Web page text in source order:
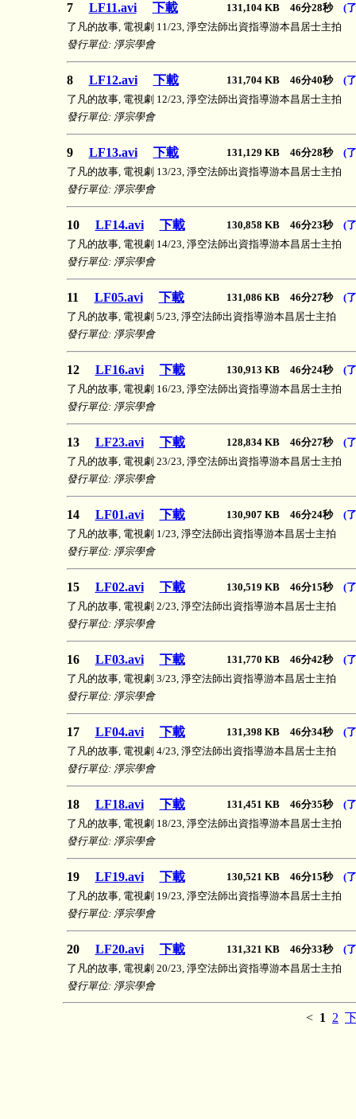
7 LF11.avi 下載 131,104 KB 46分28秒 (
了凡的故事, 電視劇 11/23, 淨空法師出資指導游本昌居士主拍
發行單位: 淨宗學會
8 LF12.avi 下載 131,704 KB 46分40秒 (
了凡的故事, 電視劇 12/23, 淨空法師出資指導游本昌居士主拍
發行單位: 淨宗學會
9 LF13.avi 下載 131,129 KB 46分28秒 (
了凡的故事, 電視劇 13/23, 淨空法師出資指導游本昌居士主拍
發行單位: 淨宗學會
10 LF14.avi 下載 130,858 KB 46分23秒 (
了凡的故事, 電視劇 14/23, 淨空法師出資指導游本昌居士主拍
發行單位: 淨宗學會
11 LF05.avi 下載 131,086 KB 46分27秒 (
了凡的故事, 電視劇 5/23, 淨空法師出資指導游本昌居士主拍
發行單位: 淨宗學會
12 LF16.avi 下載 130,913 KB 46分24秒 (
了凡的故事, 電視劇 16/23, 淨空法師出資指導游本昌居士主拍
發行單位: 淨宗學會
13 LF23.avi 下載 128,834 KB 46分27秒 (
了凡的故事, 電視劇 23/23, 淨空法師出資指導游本昌居士主拍
發行單位: 淨宗學會
14 LF01.avi 下載 130,907 KB 46分24秒 (
了凡的故事, 電視劇 1/23, 淨空法師出資指導游本昌居士主拍
發行單位: 淨宗學會
15 LF02.avi 下載 130,519 KB 46分15秒 (
了凡的故事, 電視劇 2/23, 淨空法師出資指導游本昌居士主拍
發行單位: 淨宗學會
16 LF03.avi 下載 131,770 KB 46分42秒 (
了凡的故事, 電視劇 3/23, 淨空法師出資指導游本昌居士主拍
發行單位: 淨宗學會
17 LF04.avi 下載 131,398 KB 46分34秒 (
了凡的故事, 電視劇 4/23, 淨空法師出資指導游本昌居士主拍
發行單位: 淨宗學會
18 LF18.avi 下載 131,451 KB 46分35秒 (
了凡的故事, 電視劇 18/23, 淨空法師出資指導游本昌居士主拍
發行單位: 淨宗學會
19 LF19.avi 下載 130,521 KB 46分15秒 (
了凡的故事, 電視劇 19/23, 淨空法師出資指導游本昌居士主拍
發行單位: 淨宗學會
20 LF20.avi 下載 131,321 KB 46分33秒 (
了凡的故事, 電視劇 20/23, 淨空法師出資指導游本昌居士主拍
發行單位: 淨宗學會
< 1 2